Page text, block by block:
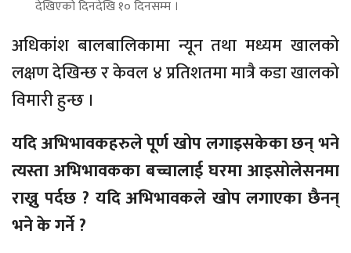
देखिएको दिनदेखि १० दिनसम्म ।
अधिकांश बालबालिकामा न्यून तथा मध्यम खालको
लक्षण देखिन्छ र केवल ४ प्रतिशतमा मात्रै कडा खालको
विमारी हुन्छ ।
यदि अभिभावकहरुले पूर्ण खोप लगाइसकेका छन् भने
त्यस्ता अभिभावकका बच्चालाई घरमा आइसोलेसनमा
राख्नु पर्दछ ? यदि अभिभावकले खोप लगाएका छैनन्
भने के गर्ने ?